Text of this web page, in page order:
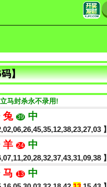
】
马封杀永不录用!
兔 39 中
】
羊 24 中
】
马 13 中